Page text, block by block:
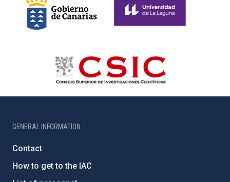
GENERAL INFORMATION
Contact
How to get to the IAC